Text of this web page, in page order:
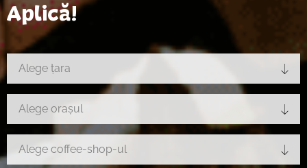
Aplică!
Alege țara
Alege orașul
Alege coffee-shop-ul